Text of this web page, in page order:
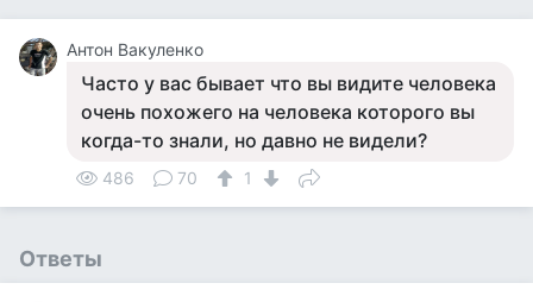
Антон Вакуленко
Часто у вас бывает что вы видите человека
очень похожего на человека которого вы
когда-то знали, но давно не видели?
486 70 1
Ответы